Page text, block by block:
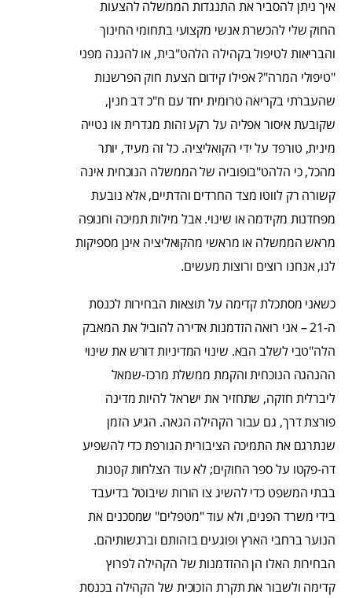
איך ניתן להסביר את התנגדות הממשלה להצעות
החוק שלי להכשרת אנשי מקצועי בתחומי החינוך
והבריאות לטיפול בקהילה הלהט"בית, או להגנה מפני
"טיפולי המרה"? אפילו קידום הצעת חוק הפרשנות
שהעברתי בקריאה טרומית יחד עם ח"כ דב חנין,
שקובעת איסור אפליה על רקע זהות מגדרית או נטייה
מינית, טורפד על ידי הקואליציה. כל זה מעיד, יותר
מהכל, כי הלהט"בופוביה של הממשלה הנוכחית אינה
קשורה רק לווטו מצד החרדים והדתיים, אלא נובעת
מפחדנות מקידמה או שינוי. אבל מילות תמיכה וחנופה
מראש הממשלה או מראשי מהקואליציה אינן מספיקות
לנו, אנחנו רוצים ורוצות מעשים.
כשאני מסתכלת קדימה על תוצאות הבחירות לכנסת
ה-21 – אני רואה הזדמנות אדירה להוביל את המאבק
הלה"טבי לשלב הבא. שינוי המדיניות דורש את שינוי
ההנהגה הנוכחית והקמת ממשלת מרכז-שמאל
ליברלית חזקה, שתחזיר את ישראל להיות מדינה
פורצת דרך, גם עבור הקהילה הגאה. הגיע הזמן
שנתרגם את התמיכה הציבורית הגורפת כדי להשפיע
דה-פקטו על ספר החוקים; לא עוד הצלחות קטנות
בבתי המשפט כדי להשיג צו הורות שיבוטל בדיעבד
בידי משרד הפנים, ולא עוד "מטפלים" שמסכנים את
הנוער ברחבי הארץ ופוגעים בזהותם וברגשותיהם.
הבחירות האלו הן ההזדמנות של הקהילה לפרוץ
קדימה ולשבור את תקרת הזכוכית של הקהילה בכנסת